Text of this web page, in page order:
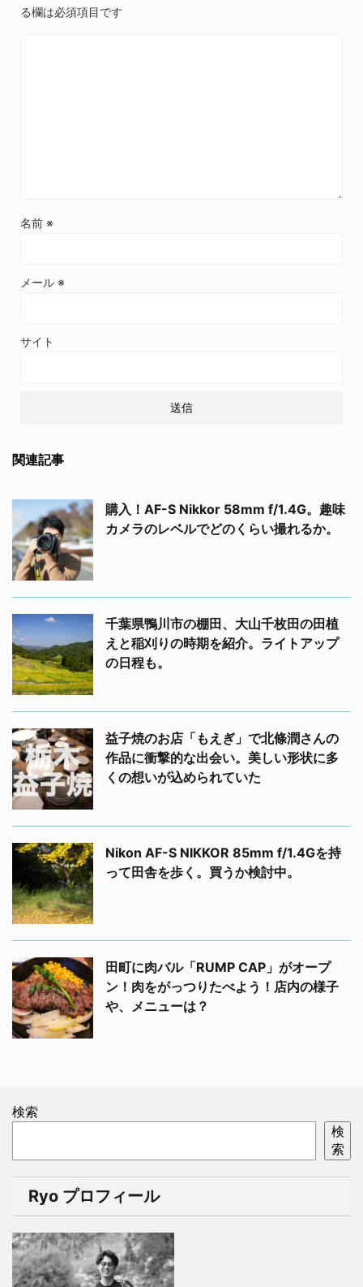
る欄は必須項目です
名前 ※
メール ※
サイト
関連記事
購入！AF-S Nikkor 58mm f/1.4G。趣味
カメラのレベルでどのくらい撮れるか。
千葉県鴨川市の棚田、大山千枚田の田植
えと稲刈りの時期を紹介。ライトアップ
の日程も。
益子焼のお店「もえぎ」で北條潤さんの
作品に衝撃的な出会い。美しい形状に多
くの想いが込められていた
Nikon AF-S NIKKOR 85mm f/1.4Gを持
って田舎を歩く。買うか検討中。
田町に肉バル「RUMP CAP」がオープ
ン！肉をがっつりたべよう！店内の様子
や、メニューは？
検索
検
索
Ryo プロフィール